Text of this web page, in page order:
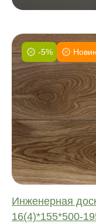
-5%
Инженерная
16(4)*155*500-
Фаска:
Соединение:
Обработка:
Длина:
Ширина:
Толщина: